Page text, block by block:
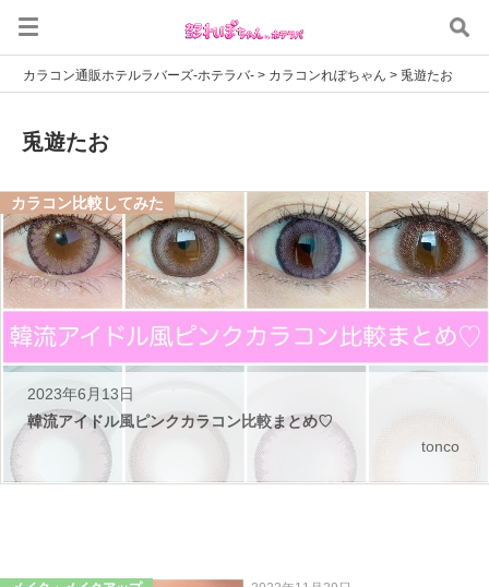
カラコン通販ホテルラバーズ-ホテラバ- > カラコンれぽちゃん > 兎遊たお
兎遊たお
カラコン比較してみた
2023年6月13日
韓流アイドル風ピンクカラコン比較まとめ♡
tonco